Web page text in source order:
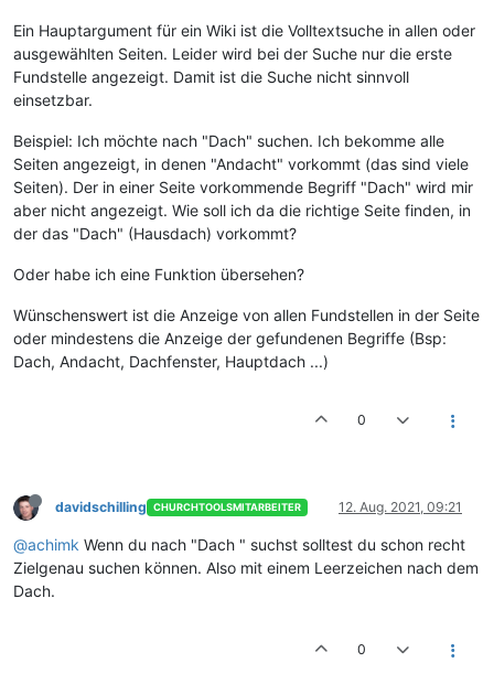
Ein Hauptargument für ein Wiki ist die Volltextsuche in allen oder
ausgewählten Seiten. Leider wird bei der Suche nur die erste
Fundstelle angezeigt. Damit ist die Suche nicht sinnvoll
einsetzbar.
Beispiel: Ich möchte nach "Dach" suchen. Ich bekomme alle
Seiten angezeigt, in denen "Andacht" vorkommt (das sind viele
Seiten). Der in einer Seite vorkommende Begriff "Dach" wird mir
aber nicht angezeigt. Wie soll ich da die richtige Seite finden, in
der das "Dach" (Hausdach) vorkommt?
Oder habe ich eine Funktion übersehen?
Wünschenswert ist die Anzeige von allen Fundstellen in der Seite
oder mindestens die Anzeige der gefundenen Begriffe (Bsp:
Dach, Andacht, Dachfenster, Hauptdach ...)
0
davidschilling CHURCHTOOLSMITARBEITER 12. Aug. 2021, 09:21
@achimk Wenn du nach "Dach " suchst solltest du schon recht
Zielgenau suchen können. Also mit einem Leerzeichen nach dem
Dach.
0